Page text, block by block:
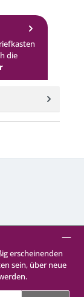
die
erscheinenden
sein, über neue